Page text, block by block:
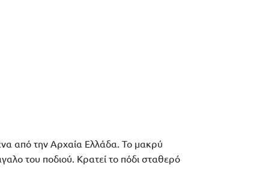
από την Αρχαία Ελλάδα. Το μακρύ
του ποδιού. Κρατεί το πόδι σταθερό